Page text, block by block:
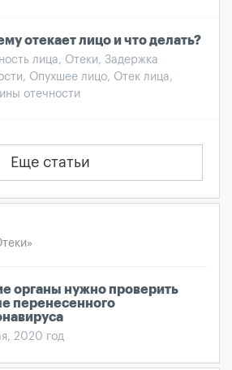
отекает лицо и что делать?
лица, Отеки, Задержка
Опухшее лицо, Отек лица,
отечности
Еще статьи
органы нужно проверить
перенесенного
2020 год